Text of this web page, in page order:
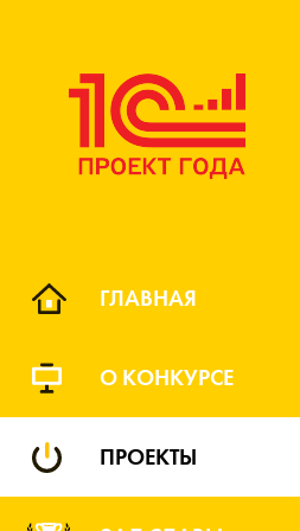
ГЛАВНАЯ
О КОНКУРСЕ
ПРОЕКТЫ